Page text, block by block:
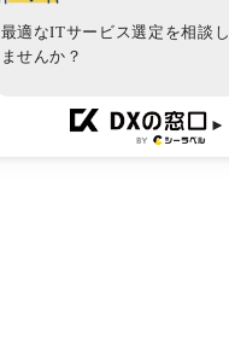
最適なITサービス選定を相談し
ませんか？
►